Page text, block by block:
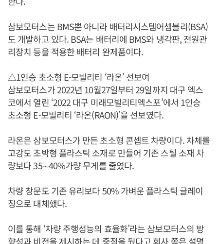
삼보모터스는 BMS뿐 아니라 배터리시스템어셈블리(BSA)
도 개발하고 있다. BSA는 배터리에 BMS와 냉각판, 전원관
리장치 등을 적용한 배터리 완제품이다.
△1인승 초소형 E-모빌리티 ‘라온’ 선보여
삼보모터스가 2022년 10월27일부터 29일까지 대구 엑스
코에서 열린 ‘2022 대구 미래모빌리티엑스포’에서 1인승
초소형 E-모빌리티 ‘라온(RAON)’을 선보였다.
라온은 삼보모터스가 만든 초소형 콘셉트 차량이다. 차체를
고강도 초박형 플라스틱 소재로 만들어 기존 스틸 소재 차
량보다 35∼40%가량 무게를 줄였다.
차량 창문도 기존 유리보다 50% 가벼운 플라스틱 글레이
징으로 대체했다.
이를 통해 ‘차량 주행성능의 효율화’라는 삼보모터스의 방
향성과 비전을 제시하는 데 중점을 뒀다고 회사 쪽은 설명